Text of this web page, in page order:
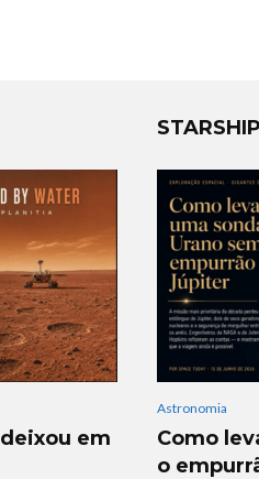
em
STARSHIP
Astronomia
Como
o